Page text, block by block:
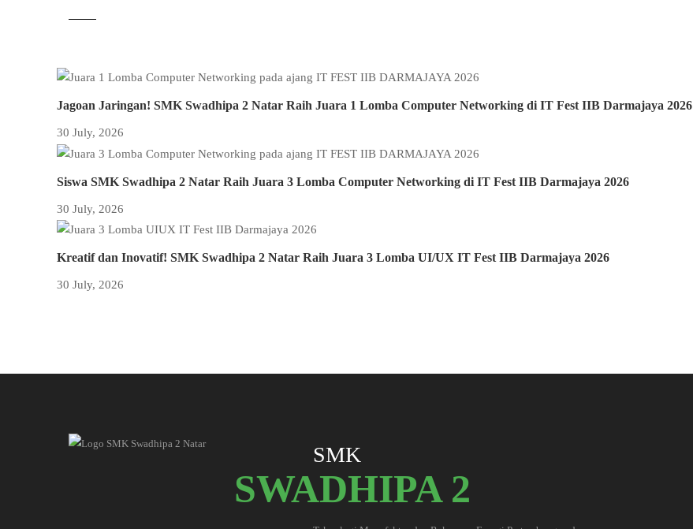
Jagoan Jaringan! SMK Swadhipa 2 Natar Raih Juara 1 Lomba Computer Networking di IT Fest IIB Darmajaya 2026
30 July, 2026
Siswa SMK Swadhipa 2 Natar Raih Juara 3 Lomba Computer Networking di IT Fest IIB Darmajaya 2026
30 July, 2026
Kreatif dan Inovatif! SMK Swadhipa 2 Natar Raih Juara 3 Lomba UI/UX IT Fest IIB Darmajaya 2026
30 July, 2026
SMK
SWADHIPA 2